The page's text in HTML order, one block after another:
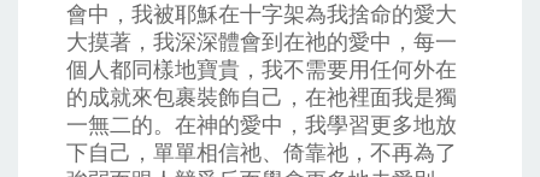
會中，我被耶穌在十字架為我捨命的愛大
大摸著，我深深體會到在祂的愛中，每一
個人都同樣地寶貴，我不需要用任何外在
的成就來包裹裝飾自己，在祂裡面我是獨
一無二的。在神的愛中，我學習更多地放
下自己，單單相信祂、倚靠祂，不再為了